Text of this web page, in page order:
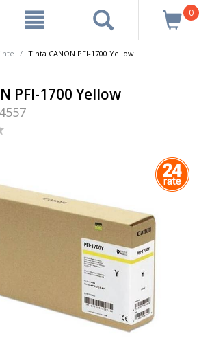
0
Tinta CANON PFI-1700 Yellow
PFI-1700 Yellow